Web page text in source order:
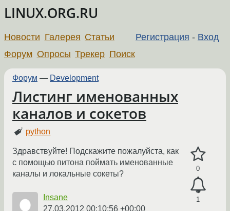
LINUX.ORG.RU
Регистрация - Вход
Новости Галерея Статьи
Форум Опросы Трекер Поиск
Форум — Development
Листинг именованных
каналов и сокетов
python
0
1
Здравствуйте! Подскажите пожалуйста, как
с помощью питона поймать именованные
каналы и локальные сокеты?
Insane
27.03.2012 00:10:56 +00:00